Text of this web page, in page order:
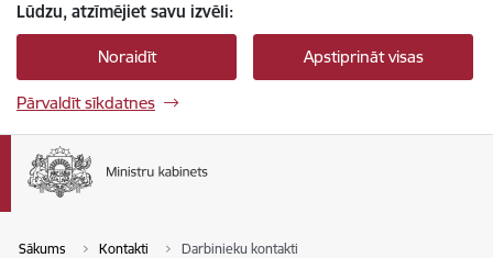
Lūdzu, atzīmējiet savu izvēli:
Noraidīt Apstiprināt visas
Pārvaldīt sīkdatnes
Sākums Kontakti Darbinieku kontakti